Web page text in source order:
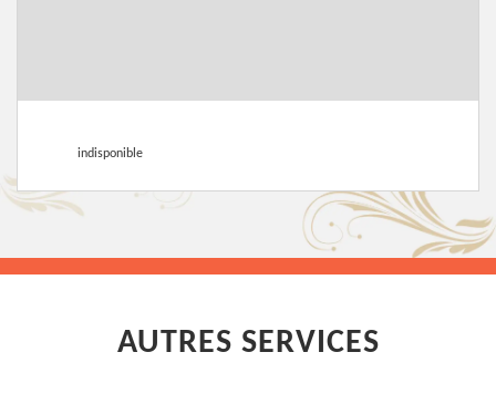
indisponible
AUTRES SERVICES